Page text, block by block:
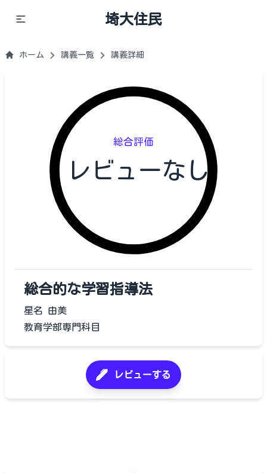
埼大住民
ホーム 講義一覧 講義詳細
総合評価
レビューなし
総合的な学習指導法
星名 由美
教育学部専門科目
レビューする